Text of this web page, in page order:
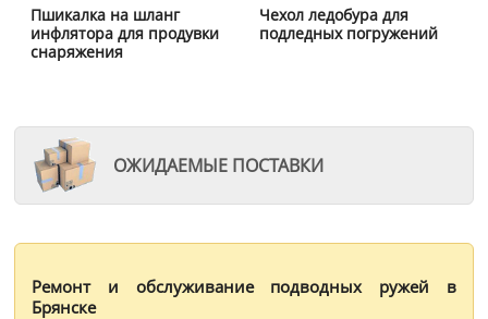
Пшикалка на шланг
инфлятора для продувки
снаряжения
Чехол ледобура для
подледных погружений
ОЖИДАЕМЫЕ ПОСТАВКИ
Ремонт и обслуживание подводных ружей в
Брянске